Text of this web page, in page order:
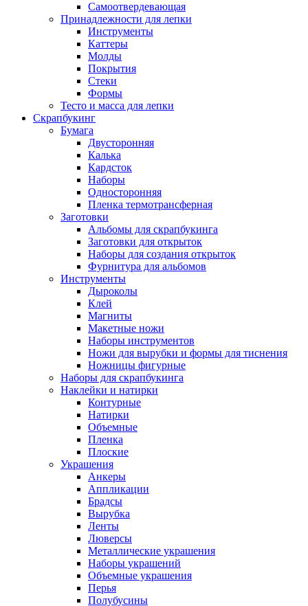
Самоотвердевающая
Принадлежности для лепки
Инструменты
Каттеры
Молды
Покрытия
Стеки
Формы
Тесто и масса для лепки
Скрапбукинг
Бумага
Двусторонняя
Калька
Кардсток
Наборы
Односторонняя
Пленка термотрансферная
Заготовки
Альбомы для скрапбукинга
Заготовки для открыток
Наборы для создания открыток
Фурнитура для альбомов
Инструменты
Дыроколы
Клей
Магниты
Макетные ножи
Наборы инструментов
Ножи для вырубки и формы для тиснения
Ножницы фигурные
Наборы для скрапбукинга
Наклейки и натирки
Контурные
Натирки
Объемные
Пленка
Плоские
Украшения
Анкеры
Аппликации
Брадсы
Вырубка
Ленты
Люверсы
Металлические украшения
Наборы украшений
Объемные украшения
Перья
Полубусины